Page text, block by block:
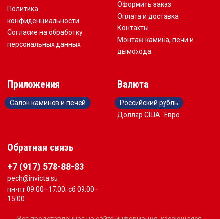
Политика
конфиденциальности
Согласие на обработку
персональных данных
Оформить заказ
Оплата и доставка
Контакты
Монтаж камина, печи и
дымохода
Приложения
Салон каминов и печей
Валюта
Российский рубль
Доллар США
Евро
Обратная связь
+7 (917) 578-88-83
pech@invicta.su
пн-пт 09:00–17:00; сб 09:00–
15:00